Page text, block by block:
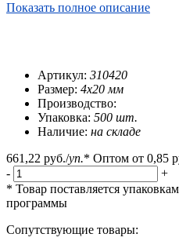
Показать полное описание
Артикул: 310420
Размер: 4х20 мм
Производство:
Упаковка: 500 шт.
Наличие: на складе
661,22 руб./уп.* Оптом от 0,85
-
+
* Товар поставляется
программы
Сопутствующие товары: